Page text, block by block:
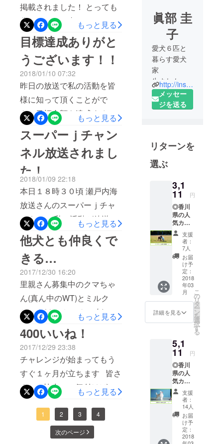
掲載されました！ とっても
分かりやすく書いてくだ
さってます(T . T) 残り10日
ですが皆さま、どうぞ拡散
よろしくお願いしますっ
もっと見る
目標達成ありがと
うございます！！
2018/01/10 07:32
昨日の放送で私の活動を皆
様に知って頂くことがで
き、目標金額を達成するこ
とができました！！ ご理解
を賜り厚くお礼申し上げま
す。 より良い環境を整える
ことと、一匹でも多くのワ
ンちゃんを受け入れれるよ
うに設備を整えてまいりま
すので、今後も温かいご支
援と応援を宜しくお願いい
たします！！！ 現金や振込
でのご支援も承っておりま
すので、メールでご連絡い
ただきますようお願い申し
上げます
もっと見る
スーパーｊチャン
ネル放送されまし
た！
2018/01/09 22:18
本日１８時３０頃 瀬戸内海
放送さんのスーパーｊチャ
ンネルで 私の活動が放送さ
れました！！ 少しでも、香
川の現状を香川県の皆さま
に知って頂き、そして受け
止めてどうにか行動を起こ
していただければと思いま
す 今後も応援よろしくお願
いします！！
もっと見る
他犬とも仲良くで
きる…
2017/12/30 16:20
里親さん募集中のクマちゃ
ん(真ん中のWT)とミルク
ちゃん(クマちゃんの右)。
自由遊びの時間、他のワン
コとも仲良く遊んでくれま
す(*´꒳`*) 引き続き新しい家
族を募集しています
もっと見る
400いいね！
2017/12/29 23:38
チャレンジが始まってもう
すぐ１ヶ月が立ちます 皆さ
まのご協力で、気付けばな
んと！400いいね！に到達し
ていました(´ー｀) 素直に嬉
しい！！ ありがとうござい
もっと見る
1 2 3 4
次のページ
眞部 圭
子
愛犬６匹と
暮らす愛犬
家
生まれも育
ちも香川県
で
日々奮闘
中！！
て人生で初
めて飼った
愛犬を捨て
られるとい
う悲しい過
去があり
迷子になっ
てしまった
犬の為にも
小さいなが
らも“保護犬
里親探し活
動”を起こし
していま
http://instagram.com/hareru.0404/
メッセー
ジを送る
リターンを
選ぶ
3,1
11 円
◎香川
県の人
気カメ
ラマン
によっ
て撮影
され
た、素
敵すぎ
る写真
から制
作した
ハレル
のオリ
ジナル
ポスト
の中か
ら選り
すぐり
の３枚
をお届
けしま
す！ ◎
ドッグ
ランで
１日遊
んじゃ
お～の
券で
支援
者：
7人
お届
け予
定：
2018
年03
月
詳細を見る
こ
の
リ
タ
ー
ン
を
選
択
す
る
5,1
11 円
◎香川
県の人
気カメ
ラマン
によっ
て撮影
され
た、素
敵すぎ
る写真
支援
者：
14人
お届
け予
定：
2018